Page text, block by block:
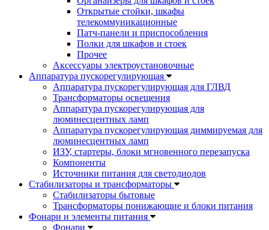
Открытые стойки, шкафы
телекоммуникационные
Патч-панели и приспособления
Полки для шкафов и стоек
Прочее
Аксессуары электроустановочные
Аппаратура пускорегулирующая
Аппаратура пускорегулирующая для ГЛВД
Трансформаторы освещения
Аппаратура пускорегулирующая для
люминесцентных ламп
Аппаратура пускорегулирующая диммируемая для
люминесцентных ламп
ИЗУ, стартеры, блоки мгновенного перезапуска
Компоненты
Источники питания для светодиодов
Стабилизаторы и трансформаторы
Стабилизаторы бытовые
Трансформаторы понижающие и блоки питания
Фонари и элементы питания
Фонари